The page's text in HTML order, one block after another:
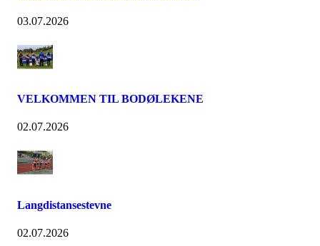
03.07.2026
VELKOMMEN TIL BODØLEKENE
02.07.2026
Langdistansestevne
02.07.2026